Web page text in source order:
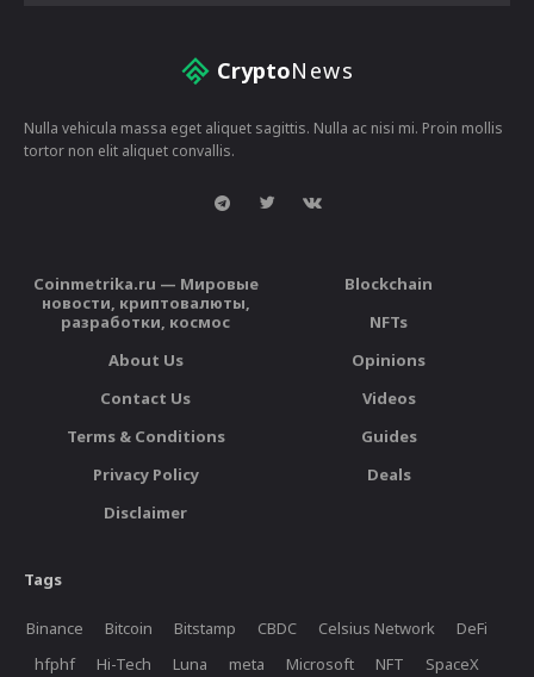
CryptoNews
Nulla vehicula massa eget aliquet sagittis. Nulla ac nisi mi. Proin mollis
tortor non elit aliquet convallis.
Coinmetrika.ru — Мировые
новости, криптовалюты,
разработки, космос
About Us
Contact Us
Terms & Conditions
Privacy Policy
Disclaimer
Blockchain
NFTs
Opinions
Videos
Guides
Deals
Tags
Binance Bitcoin Bitstamp CBDC Celsius Network
DeFi
hfphf
Hi-Tech Luna meta Microsoft NFT SpaceX